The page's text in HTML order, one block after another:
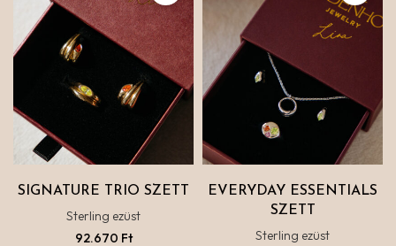
SIGNATURE TRIO SZETT
Sterling ezüst
92.670 Ft
EVERYDAY ESSENTIALS
SZETT
Sterling ezüst